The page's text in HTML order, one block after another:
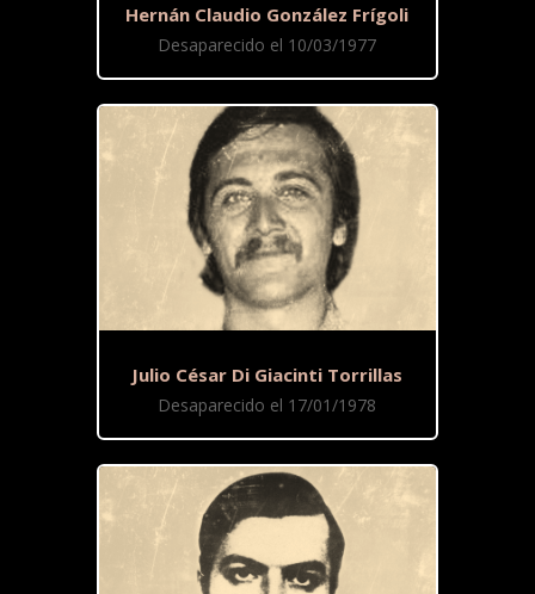
Hernán Claudio González Frígoli
Desaparecido el 10/03/1977
Julio César Di Giacinti Torrillas
Desaparecido el 17/01/1978